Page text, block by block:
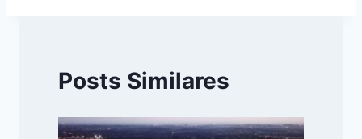
Posts Similares